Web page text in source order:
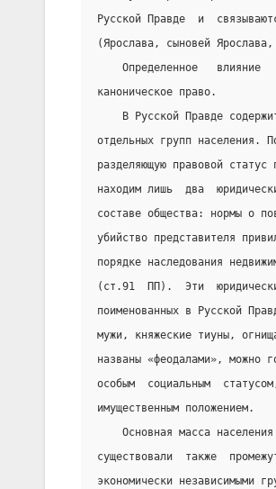
Русской Правде  и
(Ярослава, сыновей
Определенное   влияние
каноническое право.
В Русской Правде
отдельных групп населения.
разделяющую правовой
находим лишь  два
составе общества: нормы о
убийство представителя
порядке наследования
(ст.91  ПП).  Эти
поименованных в Русской
мужи, княжеские тиуны,
названы «феодалами», можно
особым  социальным
имущественным положением.
Основная масса
существовали  также
экономически независимыми